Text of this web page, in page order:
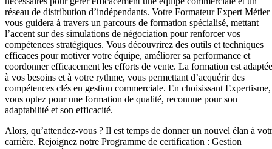
réseau de distribution d’indépendants. Votre Formateur Expert Métier
vous guidera à travers un parcours de formation spécialisé, mettant
l’accent sur des simulations de négociation pour renforcer vos
compétences stratégiques. Vous découvrirez des outils et techniques
efficaces pour motiver votre équipe, améliorer sa performance et
coordonner efficacement les efforts de vente. La formation est adaptée
à vos besoins et à votre rythme, vous permettant d’acquérir des
compétences clés en gestion commerciale. En choisissant Expertisme,
vous optez pour une formation de qualité, reconnue pour son
adaptabilité et son efficacité.
Alors, qu’attendez-vous ? Il est temps de donner un nouvel élan à
carrière. Rejoignez notre Programme de certification : Gestion